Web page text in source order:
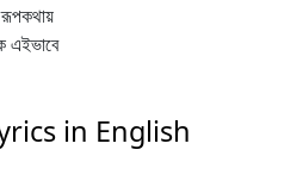
এইভাবে
in English